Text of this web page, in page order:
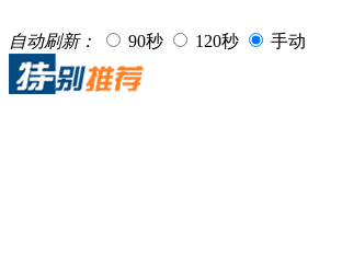
自动刷新： 90秒 120秒 手动